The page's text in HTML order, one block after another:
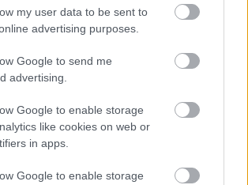
my user data to be sent to
advertising purposes.
Google to send me
advertising.
Google to enable storage
like cookies on web or
in apps.
Google to enable storage
a változás. Többet mosolygott,
ritkábban ijedt meg. A ház is
felszállt volna róla a köd. Amikor
Egyetlen szóban akarták megőrizni, amit
béke következzen.